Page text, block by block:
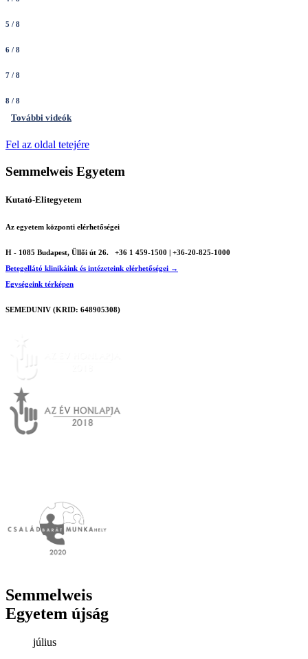
5 / 8
6 / 8
7 / 8
8 / 8
További videók
Fel az oldal tetejére
Semmelweis Egyetem
Kutató-Elitegyetem
Az egyetem központi elérhetőségei
H - 1085 Budapest, Üllői út 26.
+36 1 459-1500 | +36-20-825-1000
Betegellátó klinikáink és intézeteink elérhetőségei →
Egységeink térképen
SEMEDUNIV (KRID: 648905308)
Semmelweis
Egyetem újság
július